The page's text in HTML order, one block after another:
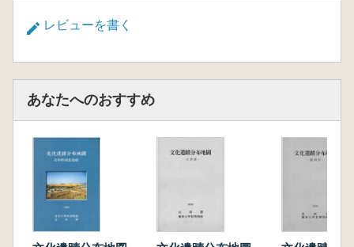
レビューを書く
あなたへのおすすめ